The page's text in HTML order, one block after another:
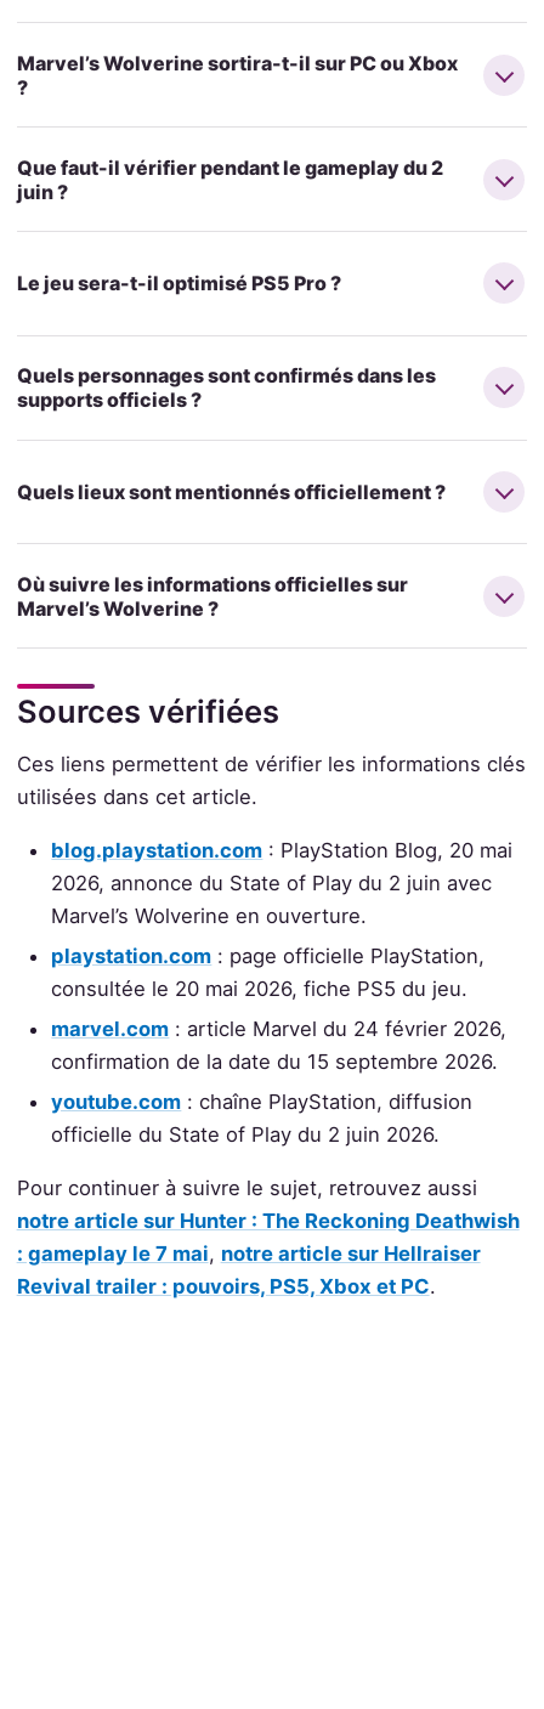
Marvel’s Wolverine sortira-t-il sur PC ou Xbox
?
Que faut-il vérifier pendant le gameplay du 2
juin ?
Le jeu sera-t-il optimisé PS5 Pro ?
Quels personnages sont confirmés dans les
supports officiels ?
Quels lieux sont mentionnés officiellement ?
Où suivre les informations officielles sur
Marvel’s Wolverine ?
Sources vérifiées
Ces liens permettent de vérifier les informations clés
utilisées dans cet article.
blog.playstation.com : PlayStation Blog, 20 mai
2026, annonce du State of Play du 2 juin avec
Marvel’s Wolverine en ouverture.
playstation.com : page officielle PlayStation,
consultée le 20 mai 2026, fiche PS5 du jeu.
marvel.com : article Marvel du 24 février 2026,
confirmation de la date du 15 septembre 2026.
youtube.com : chaîne PlayStation, diffusion
officielle du State of Play du 2 juin 2026.
Pour continuer à suivre le sujet, retrouvez aussi
notre article sur Hunter : The Reckoning Deathwish
: gameplay le 7 mai, notre article sur Hellraiser
Revival trailer : pouvoirs, PS5, Xbox et PC.